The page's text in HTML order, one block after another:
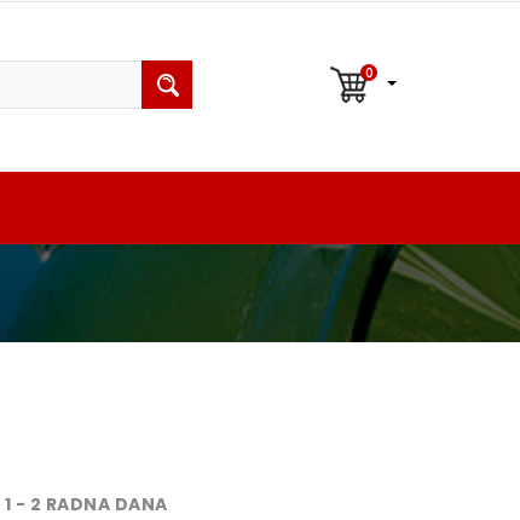
0
1 - 2 RADNA DANA